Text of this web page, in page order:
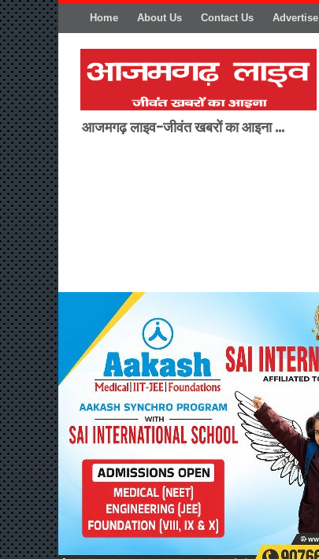
Home About Us Contact Us Advertise
आजमगढ़ लाइव-जीवंत खबरों का आइना ...